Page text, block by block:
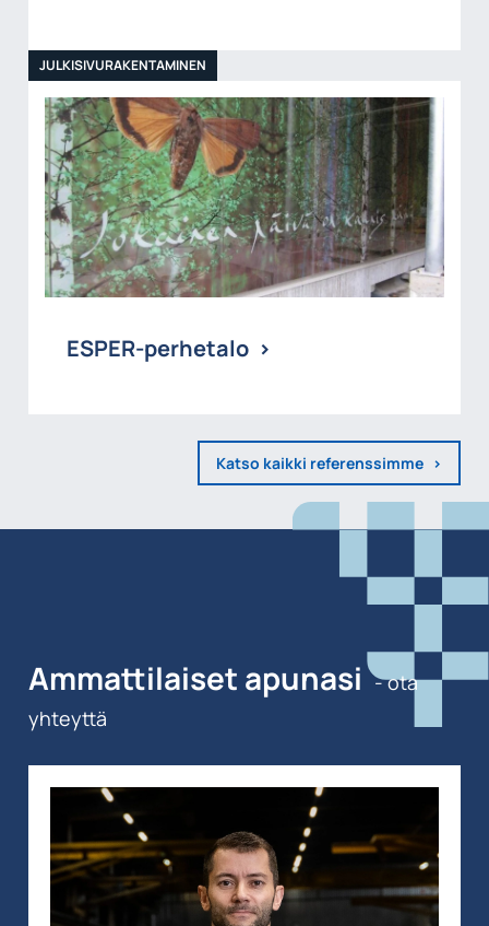
JULKISIVURAKENTAMINEN
ESPER-perhetalo
Katso kaikki referenssimme
Ammattilaiset apunasi - ota
yhteyttä